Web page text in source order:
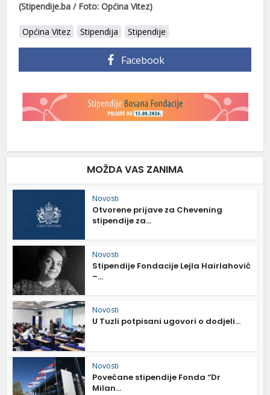
(Stipendije.ba / Foto: Općina Vitez)
Općina Vitez Stipendija Stipendije
Facebook
MOŽDA VAS ZANIMA
Novosti
Otvorene prijave za Chevening
stipendije za...
Novosti
Stipendije Fondacije Lejla Hairlahović
–...
Novosti
U Tuzli potpisani ugovori o dodjeli...
Novosti
Povećane stipendije Fonda “Dr
Milan...